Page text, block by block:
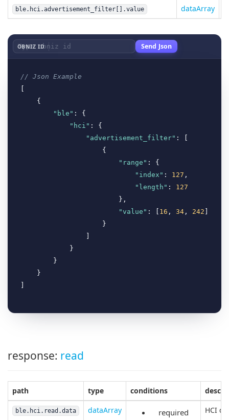
ble.hci.advertisement_filter[].value dataArray
OBNIZ ID Send Json
// Json Example
[
    {
"ble" : {
"hci" : {
"advertisement_filter" : [
                    {
"range" : {
"index" : 127 ,
"length" : 127
                        },
"value" : [ 16 , 34 , 242 ]
                    }
                ]
            }
        }
    }
response: read
path type conditions
ble.hci.read.data dataArray required HCI